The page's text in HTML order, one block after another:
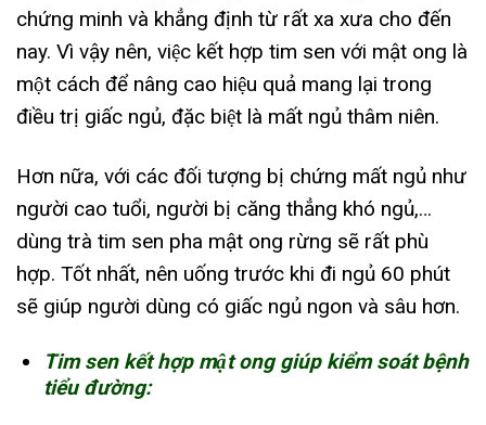
chứng minh và khẳng định từ rất xa xưa cho đến
nay. Vì vậy nên, việc kết hợp tim sen với mật ong là
một cách để nâng cao hiệu quả mang lại trong
điều trị giấc ngủ, đặc biệt là mất ngủ thâm niên.
Hơn nữa, với các đối tượng bị chứng mất ngủ như
người cao tuổi, người bị căng thẳng khó ngủ,…
dùng trà tim sen pha mật ong rừng sẽ rất phù
hợp. Tốt nhất, nên uống trước khi đi ngủ 60 phút
sẽ giúp người dùng có giấc ngủ ngon và sâu hơn.
Tim sen kết hợp mật ong giúp kiểm soát bệnh
tiểu đường: